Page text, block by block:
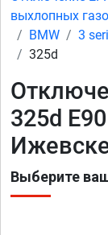
выхлопных
BMW
3
325d
325d
Выберите